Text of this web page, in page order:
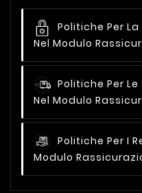
Politiche Per
Nel Modulo
Politiche Per
Nel Modulo
Politiche Per I
Modulo